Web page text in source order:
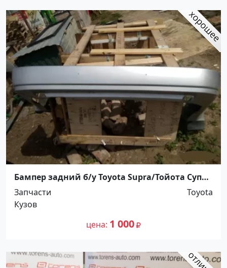
Бампер задний б/у Toyota Supra/Тойота Супра
MA70 Краснодар
Запчасти
Toyota
Кузов
цена 1 000